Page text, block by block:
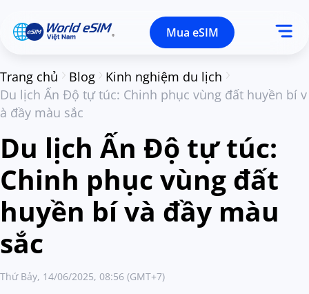
Mua eSIM
Trang chủ Blog
Kinh nghiệm du lịch
Du lịch Ấn Độ tự túc: Chinh phục vùng đất huyền bí v
à đầy màu sắc
Du lịch Ấn Độ tự túc:
Chinh phục vùng đất
huyền bí và đầy màu
sắc
Thứ Bảy, 14/06/2025, 08:56 (GMT+7)